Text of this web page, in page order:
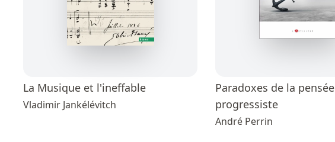
La Musique et l'ineffable
Vladimir Jankélévitch
Paradoxes de la pensée
progressiste
André Perrin